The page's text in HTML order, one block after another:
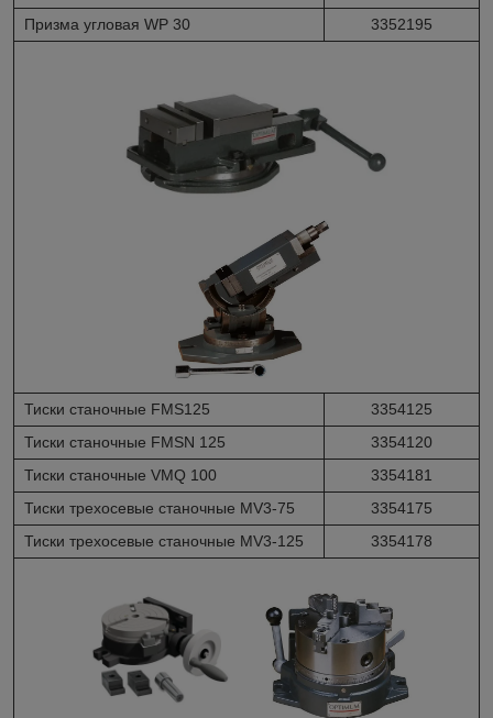
Призма угловая WP 30
3352195
Тиски станочные FMS125
3354125
Тиски станочные FMSN 125
3354120
Тиски станочные VMQ 100
3354181
Тиски трехосевые станочные MV3-75
3354175
Тиски трехосевые станочные MV3-125
3354178